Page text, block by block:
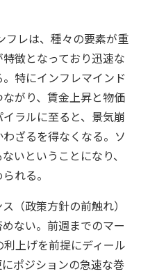
フレは、種々の要素が重
徴となっており迅速な
特にインフレマインド
がり、賃金上昇と物価
ラルに至ると、景気崩
ざるを得なくなる。ソ
いということになり、
れる。
（政策方針の前触れ）
ない。前週までのマー
上げを前提にディール
ポジションの急速な巻